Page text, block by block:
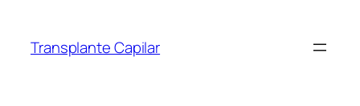
Transplante Capilar